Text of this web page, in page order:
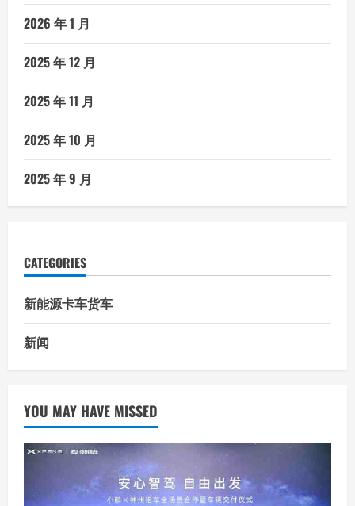
2026 年 1 月
2025 年 12 月
2025 年 11 月
2025 年 10 月
2025 年 9 月
CATEGORIES
新能源卡车货车
新闻
YOU MAY HAVE MISSED